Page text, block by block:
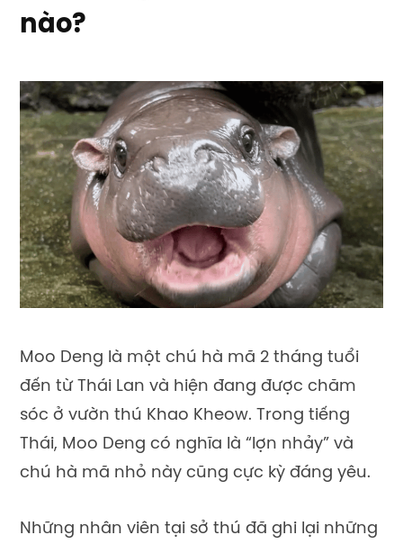
nào?
Moo Deng là một chú hà mã 2 tháng tuổi
đến từ Thái Lan và hiện đang được chăm
sóc ở vườn thú Khao Kheow. Trong tiếng
Thái, Moo Deng có nghĩa là “lợn nhảy” và
chú hà mã nhỏ này cũng cực kỳ đáng yêu.
Những nhân viên tại sở thú đã ghi lại những